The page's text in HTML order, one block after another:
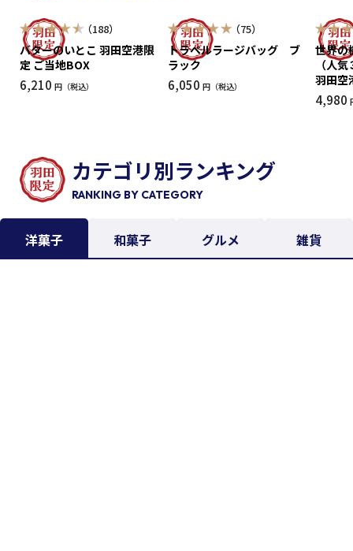
（188）
バターのいとこ 羽田空港限
定 ご当地BOX
6,210 円
（75）
トラベルラージバッグ ブ
ラック
6,050 円
世界
（人
羽田空
4,980
カテゴリ別ランキング
RANKING BY CATEGORY
洋菓子 和菓子 グルメ 雑貨